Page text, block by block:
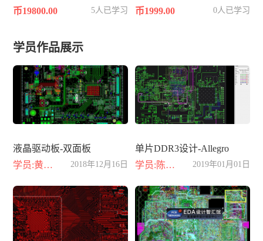
币19800.00
5人已学习
币1999.00
0人已学习
学员作品展示
液晶驱动板-双面板
学员:黄晓丽
2018年12月16日
单片DDR3设计-Allegro
学员:陈小龙
2019年01月01日